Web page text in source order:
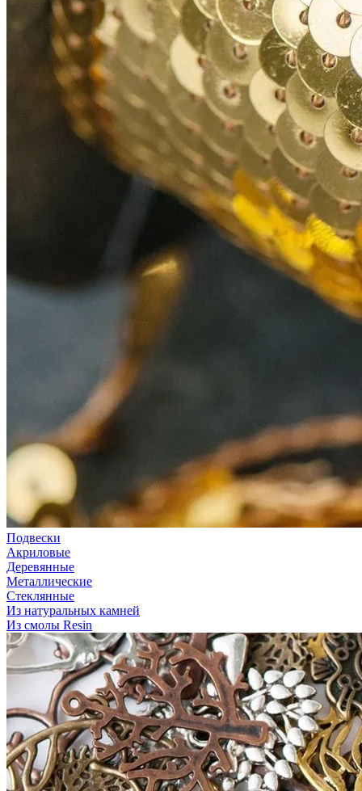
Подвески
Акриловые
Деревянные
Металлические
Стеклянные
Из натуральных камней
Из смолы Resin